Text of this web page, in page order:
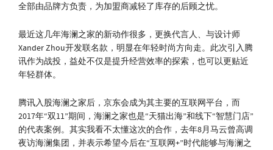
全部由品牌方负责，为加盟商减轻了库存的后顾之忧。
最近这几年海澜之家的新动作很多，更换代言人、与设计师
Xander Zhou开发联名款，明显在年轻时尚方向走。此次引入腾
讯作为战投，益处不仅是提升经营效率的探索，也可以更贴近
年轻群体。
腾讯入股海澜之家后，京东会成为其主要的互联网平台，而
2017年“双11”期间，海澜之家也是“天猫出海”和线下“智慧门店”
的代表案例。其实我看不太懂这次的合作，去年8月马云曾高调
夜访海澜集团，并表示希望今后在“互联网+”时代能够与海澜之